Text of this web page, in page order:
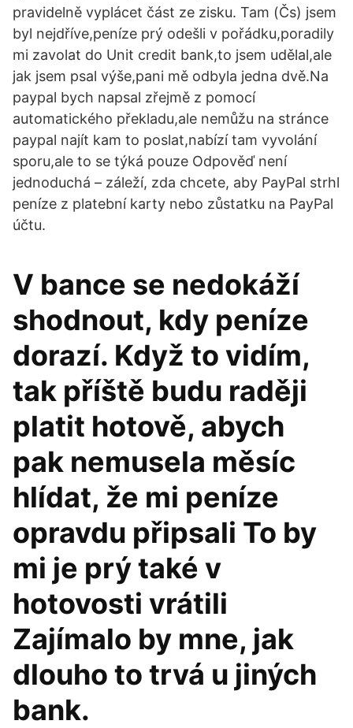
pravidelně vyplácet část ze zisku. Tam (Čs) jsem
byl nejdříve,peníze prý odešli v pořádku,poradily
mi zavolat do Unit credit bank,to jsem udělal,ale
jak jsem psal výše,pani mě odbyla jedna dvě.Na
paypal bych napsal zřejmě z pomocí
automatického překladu,ale nemůžu na stránce
paypal najít kam to poslat,nabízí tam vyvolání
sporu,ale to se týká pouze Odpověď není
jednoduchá – záleží, zda chcete, aby PayPal strhl
peníze z platební karty nebo zůstatku na PayPal
účtu.
V bance se nedokáží
shodnout, kdy peníze
dorazí. Když to vidím,
tak příště budu raději
platit hotově, abych
pak nemusela měsíc
hlídat, že mi peníze
opravdu připsali To by
mi je prý také v
hotovosti vrátili
Zajímalo by mne, jak
dlouho to trvá u jiných
bank.